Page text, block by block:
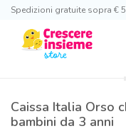
Spedizioni gratuite sopra €
Caissa Italia Orso
bambini da 3 anni